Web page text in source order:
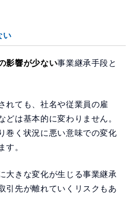
い
影響が少ない事業継承手段と
れても、社名や従業員の雇
どは基本的に変わりません。
巻く状況に悪い意味での変化
す。
大きな変化が生じる事業継承
引先が離れていくリスクもあ